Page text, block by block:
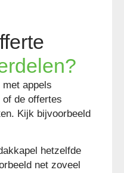
appels
de offertes
Kijk bijvoorbeeld
hetzelfde
net zoveel